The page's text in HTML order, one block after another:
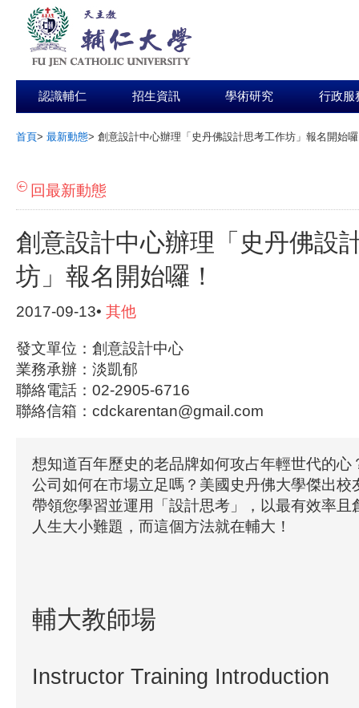
認識輔仁 招生資訊 學術研究 行政服
首頁> 最新動態> 創意設計中心辦理「史丹佛設計思考工作坊」報名開始
回最新動態
創意設計中心辦理「史丹佛設
坊」報名開始囉！
2017-09-13• 其他
發文單位：創意設計中心
業務承辦：淡凱郁
聯絡電話：02-2905-6716
聯絡信箱：cdckarentan@gmail.com
想知道百年歷史的老品牌如何攻占年輕世代的心
公司如何在市場立足嗎？美國史丹佛大學傑出校
帶領您學習並運用「設計思考」，以最有效率且
人生大小難題，而這個方法就在輔大！
輔大教師場
Instructor Training Introduction